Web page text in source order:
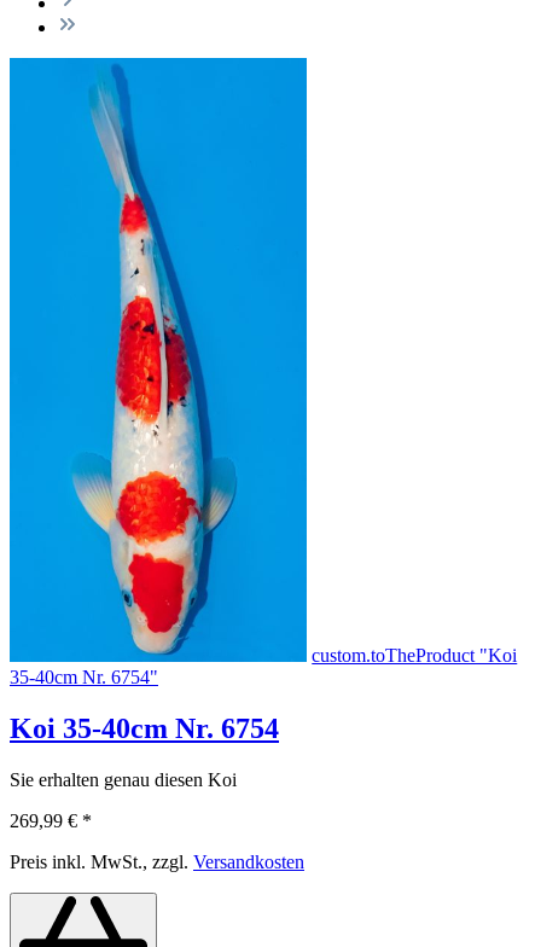
custom.toTheProduct "Koi
35-40cm Nr. 6754"
Koi 35-40cm Nr. 6754
Sie erhalten genau diesen Koi
269,99 € *
Preis inkl. MwSt., zzgl. Versandkosten